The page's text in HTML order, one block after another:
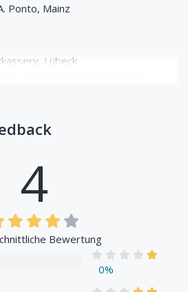
Ponto, Mainz
Lübeck
Augen und Augenadnexen
4
Bewertung
0%